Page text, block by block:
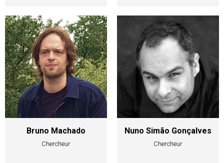
Bruno Machado
Chercheur
Nuno Simão Gonçalves
Chercheur